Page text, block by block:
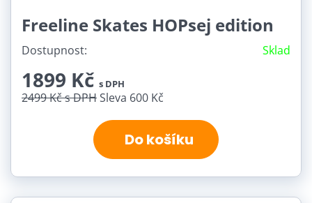
Freeline Skates HOPsej edition
Dostupnost: Sklad
1899 Kč s DPH
2499 Kčs DPHSleva 600 Kč
Do košíku